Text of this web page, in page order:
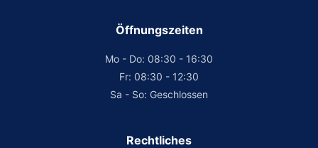
Öffnungszeiten
Mo - Do: 08:30 - 16:30
Fr: 08:30 - 12:30
Sa - So: Geschlossen
Rechtliches